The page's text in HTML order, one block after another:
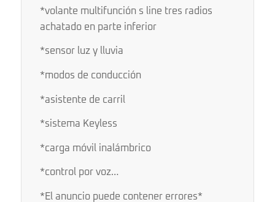
*volante multifunción s line tres radios
achatado en parte inferior
*sensor luz y lluvia
*modos de conducción
*asistente de carril
*sistema Keyless
*carga móvil inalámbrico
*control por voz…
*El anuncio puede contener errores*